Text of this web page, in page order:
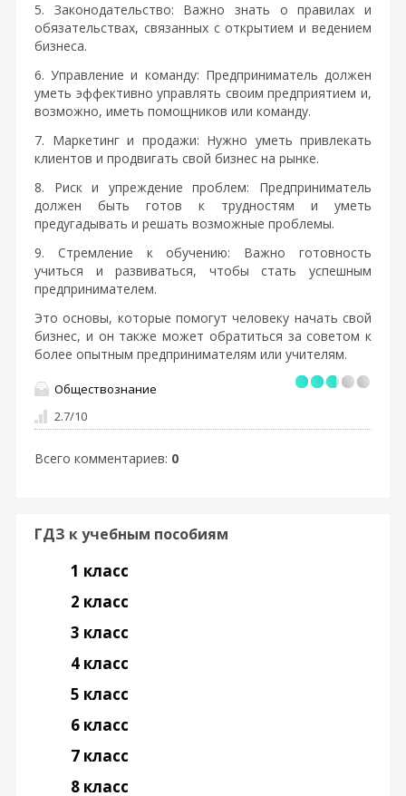
5. Законодательство: Важно знать о правилах и
обязательствах, связанных с открытием и ведением
бизнеса.
6. Управление и команду: Предприниматель должен
уметь эффективно управлять своим предприятием и,
возможно, иметь помощников или команду.
7. Маркетинг и продажи: Нужно уметь привлекать
клиентов и продвигать свой бизнес на рынке.
8. Риск и упреждение проблем: Предприниматель
должен быть готов к трудностям и уметь
предугадывать и решать возможные проблемы.
9. Стремление к обучению: Важно готовность
учиться и развиваться, чтобы стать успешным
предпринимателем.
Это основы, которые помогут человеку начать свой
бизнес, и он также может обратиться за советом к
более опытным предпринимателям или учителям.
Обществознание
2.7/10
Всего комментариев: 0
ГДЗ к учебным пособиям
1 класс
2 класс
3 класс
4 класс
5 класс
6 класс
7 класс
8 класс